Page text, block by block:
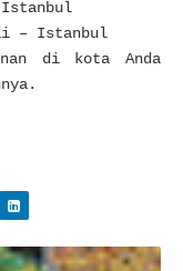
– Istanbul
di kota Anda